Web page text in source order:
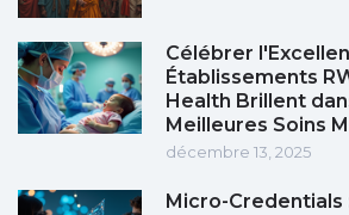
Célébrer
Établissements
Health Brillent
Meilleures Soins
décembre 13, 2025
Micro-Credentials